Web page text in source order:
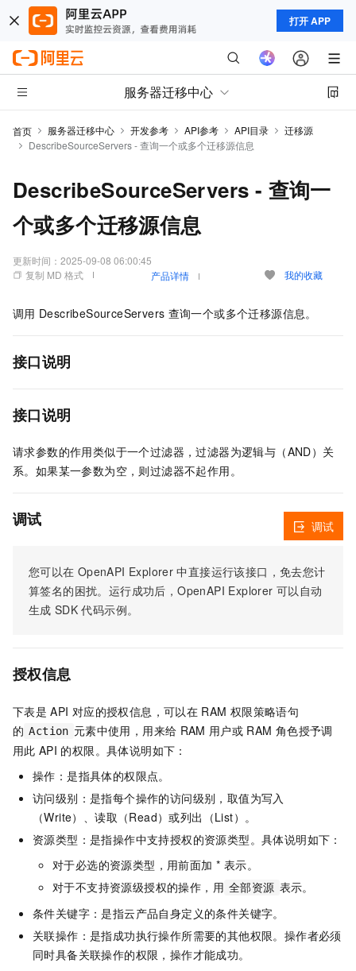
打开 APP
服务器迁移中心
首页 服务器迁移中心 开发参考 API参考 API目录
迁移源
DescribeSourceServers - 查询一个或多个迁移源信息
DescribeSourceServers - 查询一
个或多个迁移源信息
更新时间： 2025-09-08 06:00:45
复制 MD 格式
产品详情 我的收藏
调用 DescribeSourceServers 查询一个或多个迁移源信息。
接口说明
接口说明
请求参数的作用类似于一个过滤器，过滤器为逻辑与（AND）关
系。如果某一参数为空，则过滤器不起作用。
调试
您可以在 OpenAPI Explorer 中直接运行该接口，免去您计
算签名的困扰。运行成功后，OpenAPI Explorer 可以自动
生成 SDK 代码示例。
调试
授权信息
下表是 API 对应的授权信息，可以在 RAM 权限策略语句
的 Action 元素中使用，用来给 RAM 用户或 RAM 角色授予调
用此 API 的权限。具体说明如下：
操作：是指具体的权限点。
访问级别：是指每个操作的访问级别，取值为写入
（Write）、读取（Read）或列出（List）。
资源类型：是指操作中支持授权的资源类型。具体说明如下：
对于必选的资源类型，用前面加 * 表示。
对于不支持资源级授权的操作，用 全部资源 表示。
条件关键字：是指云产品自身定义的条件关键字。
关联操作：是指成功执行操作所需要的其他权限。操作者必须
同时具备关联操作的权限，操作才能成功。